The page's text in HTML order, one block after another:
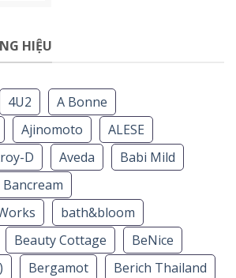
HIỆU
4U2
A Bonne
Ajinomoto
ALESE
D Aveda
Babi Mild
Bancream
bath&bloom
Beauty Cottage
BeNice
Bergamot
Berich Thailand